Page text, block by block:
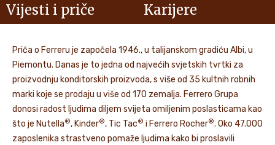
Vijesti i priče Karijere
Priča o Ferreru je započela 1946., u talijanskom gradiću Albi, u
Piemontu. Danas je to jedna od najvećih svjetskih tvrtki za
proizvodnju konditorskih proizvoda, s više od 35 kultnih robnih
marki koje se prodaju u više od 170 zemalja. Ferrero Grupa
donosi radost ljudima diljem svijeta omiljenim poslasticama kao
što je Nutella®, Kinder®, Tic Tac® i Ferrero Rocher®. Oko 47.000
zaposlenika strastveno pomaže ljudima kako bi proslavili